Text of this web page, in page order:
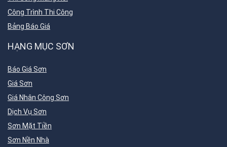
Công Trình Thi Công
Bảng Báo Giá
HẠNG MỤC SƠN
Báo Giá Sơn
Giá Sơn
Giá Nhân Công Sơn
Dịch Vụ Sơn
Sơn Mặt Tiền
Sơn Nền Nhà